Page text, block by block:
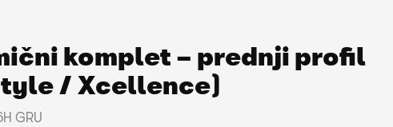
komplet – prednji profil
/ Xcellence)
GRU